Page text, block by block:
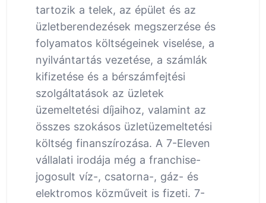
tartozik a telek, az épület és az
üzletberendezések megszerzése és
folyamatos költségeinek viselése, a
nyilvántartás vezetése, a számlák
kifizetése és a bérszámfejtési
szolgáltatások az üzletek
üzemeltetési díjaihoz, valamint az
összes szokásos üzletüzemeltetési
költség finanszírozása. A 7-Eleven
vállalati irodája még a franchise-
jogosult víz-, csatorna-, gáz- és
elektromos közműveit is fizeti. 7-